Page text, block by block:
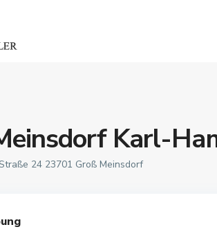
Karl-
24 23701 Groß Meinsdorf